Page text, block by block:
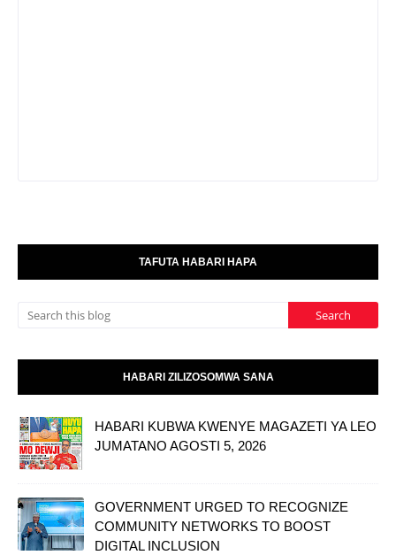
TAFUTA HABARI HAPA
HABARI ZILIZOSOMWA SANA
HABARI KUBWA KWENYE MAGAZETI YA LEO
JUMATANO AGOSTI 5, 2026
GOVERNMENT URGED TO RECOGNIZE
COMMUNITY NETWORKS TO BOOST
DIGITAL INCLUSION